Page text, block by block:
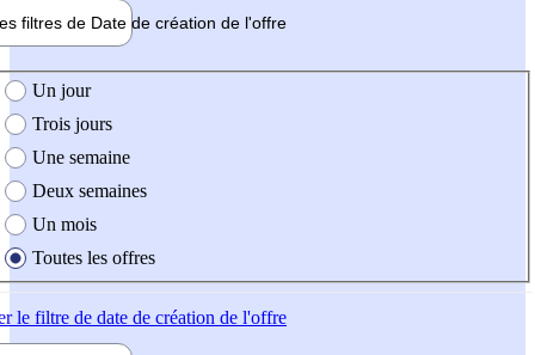
filtres de Date de création de l'offre
création de l'offre
Un jour
Trois jours
Une semaine
Deux semaines
Un mois
Toutes les offres
le filtre de date de création de l'offre